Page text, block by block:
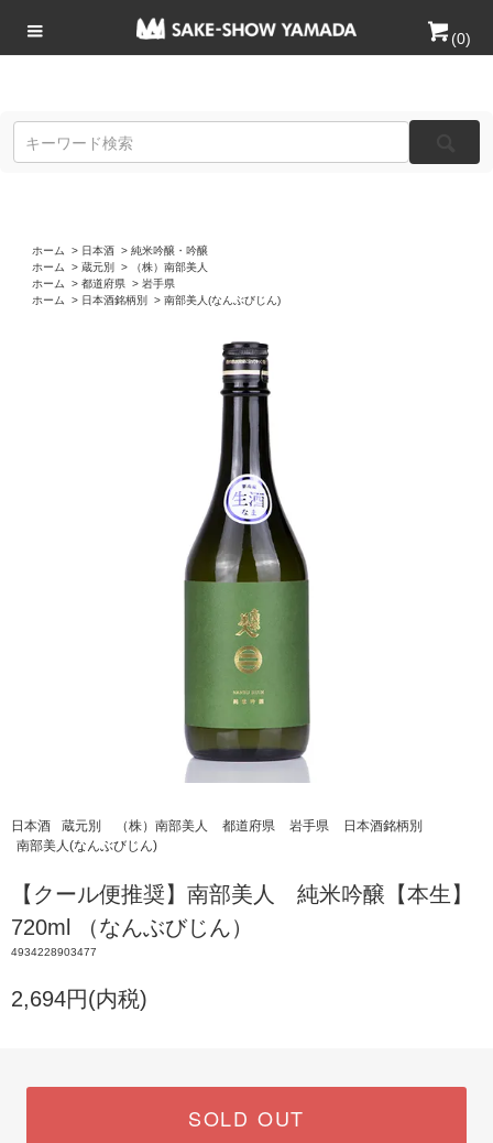
(0)
ホーム > 日本酒 > 純米吟醸・吟醸
ホーム
> 蔵元別 >
（株）南部美人
ホーム
> 都道府県 > 岩手県
ホーム
> 日本酒銘柄別 > 南部美人(なんぶびじん)
日本酒 蔵元別 （株）南部美人 都道府県 岩手県
日本酒銘柄別
南部美人(なんぶびじん)
【クール便推奨】南部美人 純米吟醸【本生】
720ml （なんぶびじん）
4934228903477
2,694円(内税)
SOLD OUT